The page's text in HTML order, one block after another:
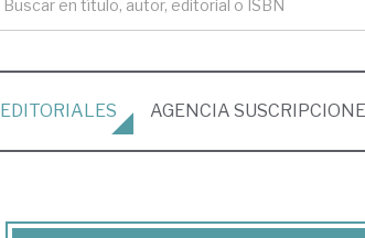
EDITORIALES AGENCIA